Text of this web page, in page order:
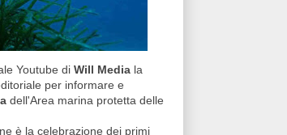
Youtube di Will Media la
per informare e
dell'Area marina protetta delle
è la celebrazione dei primi